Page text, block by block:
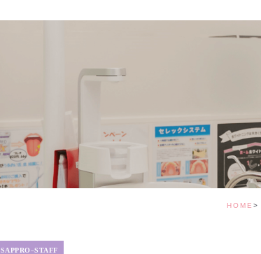
HOME
SAPPRO-STAFF